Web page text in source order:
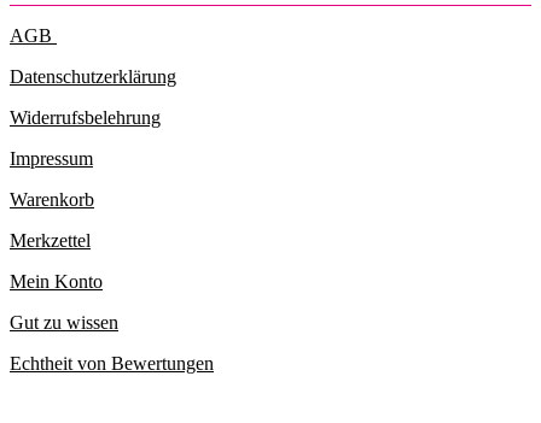
AGB
Datenschutzerklärung
Widerrufsbelehrung
Impressum
Warenkorb
Merkzettel
Mein Konto
Gut zu wissen
Echtheit von Bewertungen